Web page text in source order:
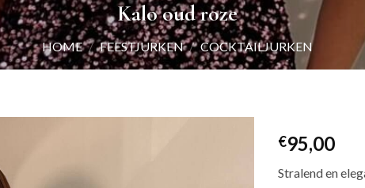
Kalo oud roze
HOME / FEESTJURKEN / COCKTAILJURKEN
€95,00
Stralend en